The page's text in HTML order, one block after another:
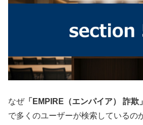
なぜ「EMPIRE（エンパイア） 詐欺」
で多くのユーザーが検索しているの